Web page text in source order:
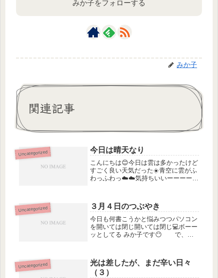
みか子をフォローする
みか子
関連記事
Uncategorized 今日は晴天なり
こんにちは😊今日は雲は多かったけど
すごく良い天気だった☀️青空に雲がふ
わっふわっ☁️☁️気持ちいいーーーー
ほとんど平日はこもって過ごしていま
す（苦笑）孤独感を感じることもあ...
Uncategorized ３月４日のつぶやき
今日も何書こうかと悩みつつパソコン
を開いては閉じ開いては閉じ💻ボーー
ッとしてる みか子です😶 で、天
ち良すぎて寝るところだった🥱誰かに
見られたら恥ずかしい😂 結局何も
浮...
Uncategorized
光は差したが、まだ辛い日々
（３）